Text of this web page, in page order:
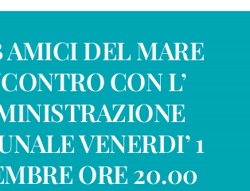
AMICI DEL MARE
CON L’
VENERDI’ 1
ORE 20.00